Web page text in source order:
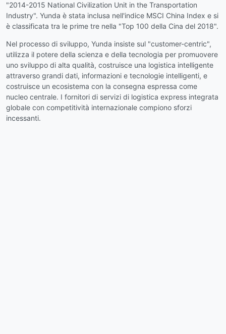
"2014-2015 National Civilization Unit in the Transportation
Industry". Yunda è stata inclusa nell'indice MSCI China Index e si
è classificata tra le prime tre nella "Top 100 della Cina del 2018".
Nel processo di sviluppo, Yunda insiste sul "customer-centric",
utilizza il potere della scienza e della tecnologia per promuovere
uno sviluppo di alta qualità, costruisce una logistica intelligente
attraverso grandi dati, informazioni e tecnologie intelligenti, e
costruisce un ecosistema con la consegna espressa come
nucleo centrale. I fornitori di servizi di logistica express integrata
globale con competitività internazionale compiono sforzi
incessanti.